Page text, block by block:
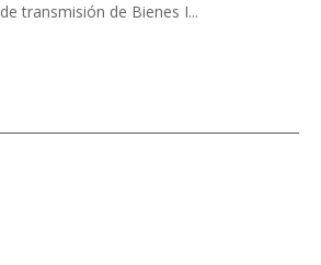
transmisión de Bienes I...